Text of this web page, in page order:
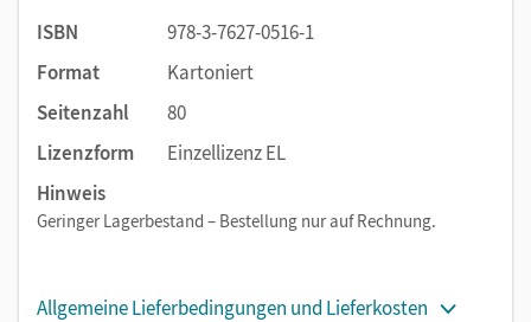
ISBN
978-3-7627-0516-1
Format
Kartoniert
Seitenzahl
80
Lizenzform
Einzellizenz EL
Hinweis
Geringer Lagerbestand – Bestellung nur auf Rechnung.
Allgemeine Lieferbedingungen und Lieferkosten